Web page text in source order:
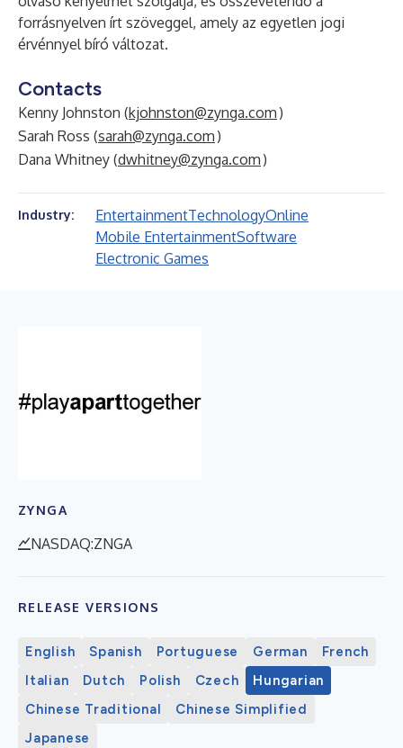
forrásnyelven írt szöveggel, amely az egyetlen jogi
érvénnyel bíró változat.
Contacts
Kenny Johnston (kjohnston@zynga.com )
Sarah Ross (sarah@zynga.com )
Dana Whitney (dwhitney@zynga.com )
Industry: EntertainmentTechnologyOnline
Mobile EntertainmentSoftware
Electronic Games
ZYNGA
NASDAQ:ZNGA
RELEASE VERSIONS
English Spanish Portuguese German
French
Italian
Dutch Polish Czech
Hungarian
Chinese Traditional
Chinese Simplified
Japanese